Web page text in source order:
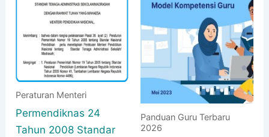
Peraturan Menteri
Permendiknas 24
Tahun 2008 Standar
Panduan Guru Terbaru
2026